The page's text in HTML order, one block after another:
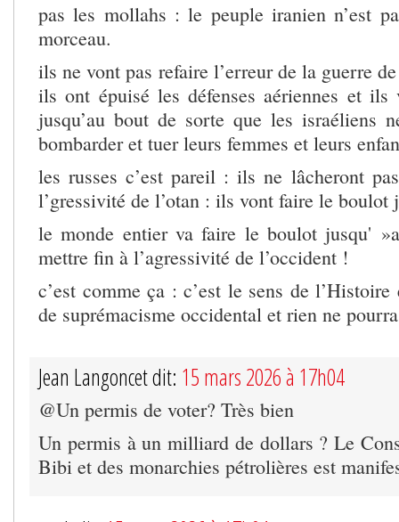
pas les mollahs : le peuple iranien n’est
morceau.
ils ne vont pas refaire l’erreur de la guerre
ils ont épuisé les défenses aériennes et
jusqu’au bout de sorte que les israéliens
bombarder et tuer leurs femmes et leurs
les russes c’est pareil : ils ne lâcheront
l’gressivité de l’otan : ils vont faire le boulot
le monde entier va faire le boulot jusqu'
mettre fin à l’agressivité de l’occident !
c’est comme ça : c’est le sens de
de suprémacisme occidental et rien ne
Jean Langoncet dit: 15 mars 2026 à 17h04
@Un permis de voter? Très bien
Un permis à un milliard de dollars ? Le
Bibi et des monarchies pétrolières est